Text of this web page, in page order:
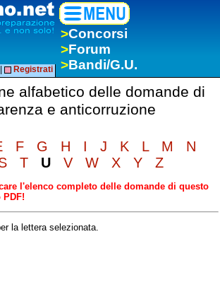
>Concorsi
>Forum
>Bandi/G.U.
Registrati
alfabetico delle domande di
e anticorruzione
F G H I J K L M
N
T U V W X Y Z
l'elenco completo delle domande di questo
la lettera selezionata.